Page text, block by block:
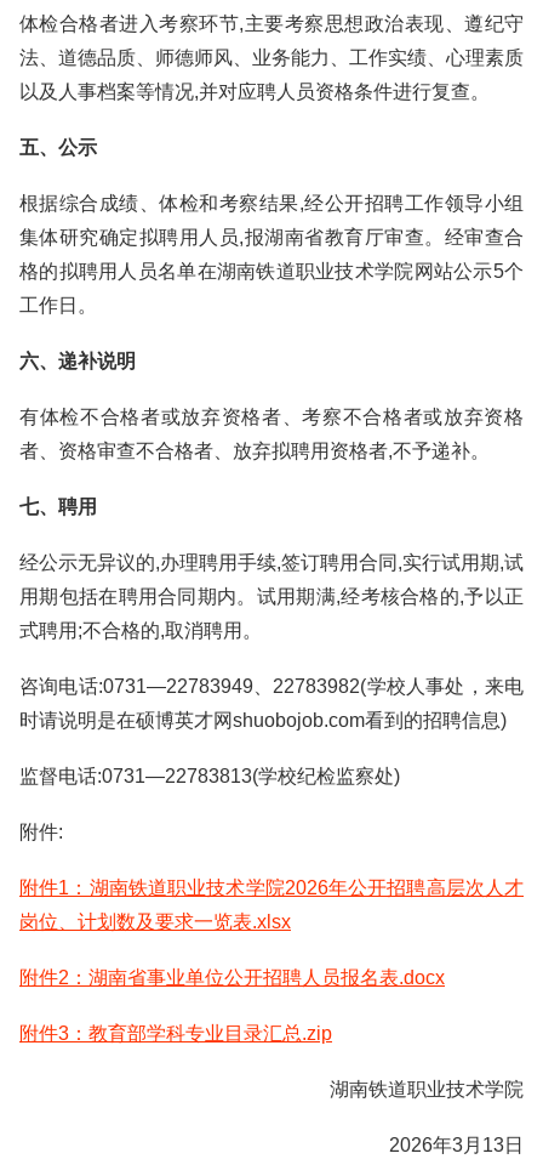
体检合格者进入考察环节,主要考察思想政治表现、遵纪守
法、道德品质、师德师风、业务能力、工作实绩、心理素质
以及人事档案等情况,并对应聘人员资格条件进行复查。
五、公示
根据综合成绩、体检和考察结果,经公开招聘工作领导小组
集体研究确定拟聘用人员,报湖南省教育厅审查。经审查合
格的拟聘用人员名单在湖南铁道职业技术学院网站公示5个
工作日。
六、递补说明
有体检不合格者或放弃资格者、考察不合格者或放弃资格
者、资格审查不合格者、放弃拟聘用资格者,不予递补。
七、聘用
经公示无异议的,办理聘用手续,签订聘用合同,实行试用期,试
用期包括在聘用合同期内。试用期满,经考核合格的,予以正
式聘用;不合格的,取消聘用。
咨询电话:0731—22783949、22783982(学校人事处，来电
时请说明是在硕博英才网shuobojob.com看到的招聘信息)
监督电话:0731—22783813(学校纪检监察处)
附件:
附件1：湖南铁道职业技术学院2026年公开招聘高层次人才
岗位、计划数及要求一览表.xlsx
附件2：湖南省事业单位公开招聘人员报名表.docx
附件3：教育部学科专业目录汇总.zip
湖南铁道职业技术学院
2026年3月13日